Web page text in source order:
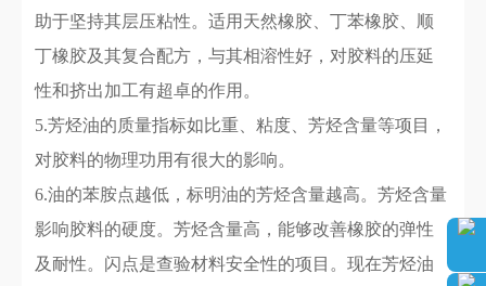
助于坚持其层压粘性。适用天然橡胶、丁苯橡胶、顺
丁橡胶及其复合配方，与其相溶性好，对胶料的压延
性和挤出加工有超卓的作用。
5.芳烃油的质量指标如比重、粘度、芳烃含量等项目，
对胶料的物理功用有很大的影响。
6.油的苯胺点越低，标明油的芳烃含量越高。芳烃含量
影响胶料的硬度。芳烃含量高，能够改善橡胶的弹性
及耐性。闪点是查验材料安全性的项目。现在芳烃油